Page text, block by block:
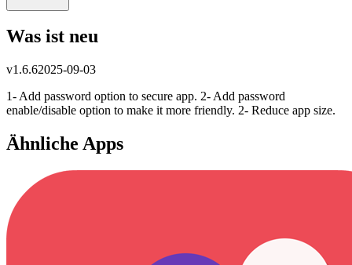
Was ist neu
v1.6.62025-09-03
1- Add password option to secure app. 2- Add password
enable/disable option to make it more friendly. 2- Reduce app size.
Ähnliche Apps